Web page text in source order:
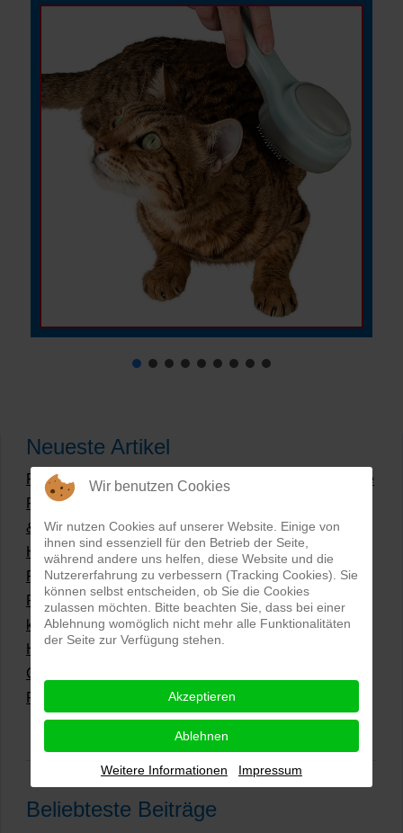
Neueste Artikel
Produktfotografie 2026 – Qualität, KI & Studiofotografie
Produktfotografie 2025: Mockups, Farbverbindlichkeit
& KI
Hollow Man Fotografie | Darauf kommt es an!
PSD Mockup-Modelle fotografieren
Professionelle Fotos | Der erste Eindruck ist
kaufentscheidend
Hollowman und Produktfotografie
Grüne Produktfotos | Wie geht nachhaltige
Produktfotografie?
Beliebteste Beiträge
Wir benutzen Cookies
Wir nutzen Cookies auf unserer Website. Einige von
ihnen sind essenziell für den Betrieb der Seite,
während andere uns helfen, diese Website und die
Nutzererfahrung zu verbessern (Tracking Cookies). Sie
können selbst entscheiden, ob Sie die Cookies
zulassen möchten. Bitte beachten Sie, dass bei einer
Ablehnung womöglich nicht mehr alle Funktionalitäten
der Seite zur Verfügung stehen.
Akzeptieren
Ablehnen
Weitere Informationen Impressum